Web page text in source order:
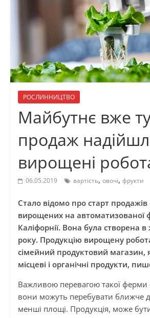
РОСЛИННИЦТВО
Майбутнє вже
продаж
вирощені
06.05.2019 вартість, овочі, фрукти
Стало відомо про старт продажів
вирощених на автоматизованої
Каліфорнії. Вона була створена в
року. Продукцію вирощену
сімейний продуктовий магазин,
місцеві і органічні продукти,
Важливою перевагою такої ферми
вони можуть перебувати ближче
менші площі. Продукція, може